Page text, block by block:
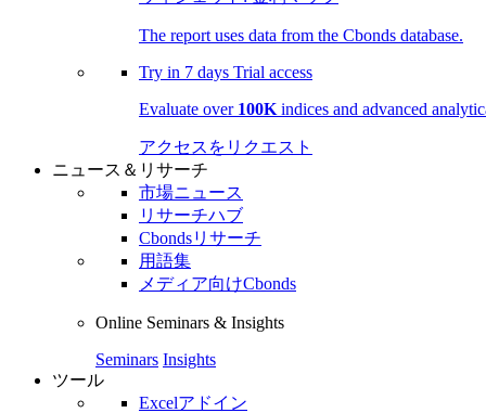
The report uses data from the Cbonds database.
Try in 7 days Trial access
Evaluate over 100K indices and advanced
アクセスをリクエスト
ニュース＆リサーチ
市場ニュース
リサーチハブ
Cbondsリサーチ
用語集
メディア向けCbonds
Online Seminars & Insights
Seminars Insights
ツール
Excelアドイン